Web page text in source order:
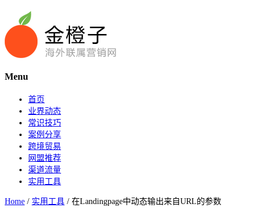
Menu
首页
业界动态
常识技巧
案例分享
跨境贸易
网盟推荐
渠道流量
实用工具
Home / 实用工具 / 在Landingpage中动态输出来自URL的参数